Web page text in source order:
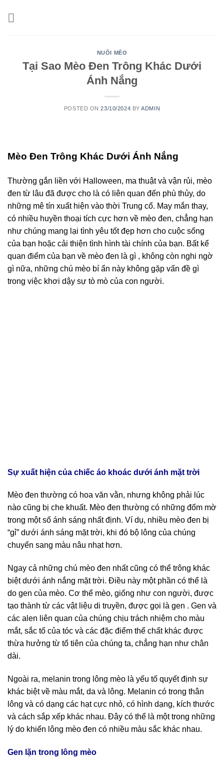
NUÔI MÈO
Tại Sao Mèo Đen Trông Khác Dưới
Ánh Nắng
POSTED ON23/10/2024 BYADMIN
Mèo Đen Trông Khác Dưới Ánh Nắng
Thường gắn liền với Halloween, ma thuật và vận rủi, mèo
đen từ lâu đã được cho là có liên quan đến phù thủy, do
những mê tín xuất hiện vào thời Trung cổ. May mắn thay,
có nhiều huyền thoại tích cực hơn về mèo đen, chẳng hạn
như chúng mang lại tình yêu tốt đẹp hơn cho cuộc sống
của bạn hoặc cải thiện tình hình tài chính của bạn. Bất kể
quan điểm của bạn về mèo đen là gì , không còn nghi ngờ
gì nữa, những chú mèo bí ẩn này không gặp vấn đề gì
trong việc khơi dậy sự tò mò của con người.
Sự xuất hiện của chiếc áo khoác dưới ánh mặt trời
Mèo đen thường có hoa văn vằn, nhưng không phải lúc
nào cũng bị che khuất. Mèo đen thường có những đốm mờ
trong một số ánh sáng nhất định. Ví dụ, nhiều mèo đen bị
“gỉ” dưới ánh sáng mặt trời, khi đó bộ lông của chúng
chuyển sang màu nâu nhạt hơn.
Ngay cả những chú mèo đen nhất cũng có thể trông khác
biệt dưới ánh nắng mặt trời. Điều này một phần có thể là
do gen của mèo. Cơ thể mèo, giống như con người, được
tạo thành từ các vật liệu di truyền, được gọi là gen . Gen và
các alen liên quan của chúng chịu trách nhiệm cho màu
mắt, sắc tố của tóc và các đặc điểm thể chất khác được
thừa hưởng từ tổ tiên của chúng ta, chẳng hạn như chân
dài.
Ngoài ra, melanin trong lông mèo là yếu tố quyết định sự
khác biệt về màu mắt, da và lông. Melanin có trong thân
lông và có dạng các hạt cực nhỏ, có hình dạng, kích thước
và cách sắp xếp khác nhau. Đây có thể là một trong những
lý do khiến lông mèo đen có nhiều màu sắc khác nhau.
Gen lặn trong lông mèo